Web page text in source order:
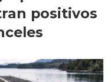
positivos